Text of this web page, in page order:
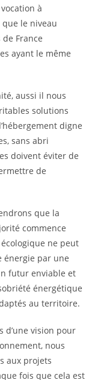
à
le niveau
France
ayant le même
aussi il nous
solutions
digne
sans abri
doivent éviter de
de
que la
commence
ne peut
énergie par une
futur enviable et
énergétique
au territoire.
d’une vision pour
nous
aux projets
fois que cela est